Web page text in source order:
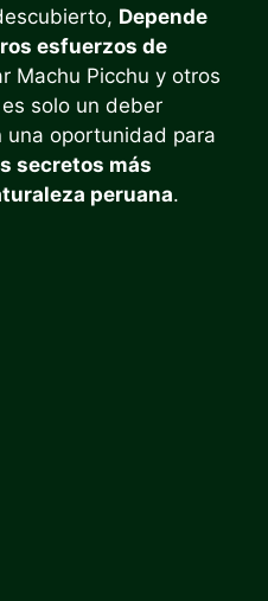
Depende
esfuerzos de
Machu Picchu y otros
solo un deber
oportunidad para
secretos más
peruana.